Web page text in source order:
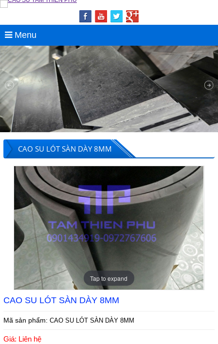
Menu
CAO SU LÓT SÀN DÀY 8MM
Tap to expand
CAO SU LÓT SÀN DÀY 8MM
Mã sản phẩm: CAO SU LÓT SÀN DÀY 8MM
Giá: Liên hệ